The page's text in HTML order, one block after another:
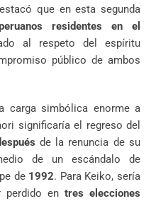
que en esta segunda
residentes en el
al respeto del espíritu
público de ambos
carga simbólica enorme a
significaría el regreso del
de la renuncia de su
de un escándalo de
de 1992. Para Keiko, sería
perdido en tres elecciones